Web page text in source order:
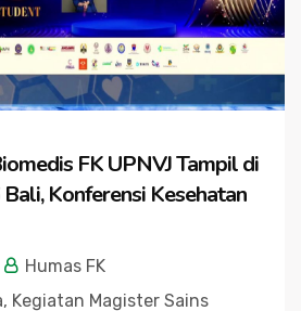
FK UPNVJ Tampil di
Konferensi Kesehatan
Humas FK
, Kegiatan Magister Sains